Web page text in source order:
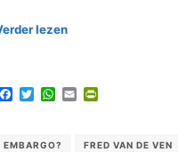
lezen
Facebook
TwitterWhatsApp
Email
EMBARGO? FRED VAN DE VEN